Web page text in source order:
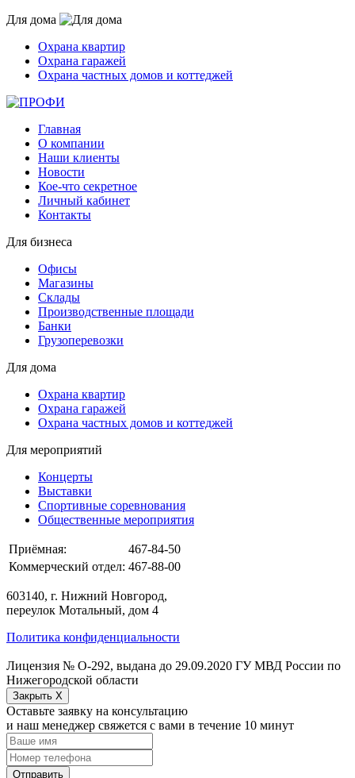
Для дома
Охрана квартир
Охрана гаражей
Охрана частных домов и коттеджей
Главная
О компании
Наши клиенты
Новости
Кое-что секретное
Личный кабинет
Контакты
Для бизнеса
Офисы
Магазины
Склады
Производственные площади
Банки
Грузоперевозки
Для дома
Охрана квартир
Охрана гаражей
Охрана частных домов и коттеджей
Для мероприятий
Концерты
Выставки
Спортивные соревнования
Общественные мероприятия
Приёмная:
467-84-50
Коммерческий отдел: 467-88-00
603140, г. Нижний Новгород,
переулок Мотальный, дом 4
Политика конфиденциальности
Лицензия № О-292, выдана до 29.09.2020 ГУ МВД России по
Нижегородской области
Закрыть X
Оставьте заявку на консультацию
и наш менеджер свяжется с вами в течение 10 минут
Отправить